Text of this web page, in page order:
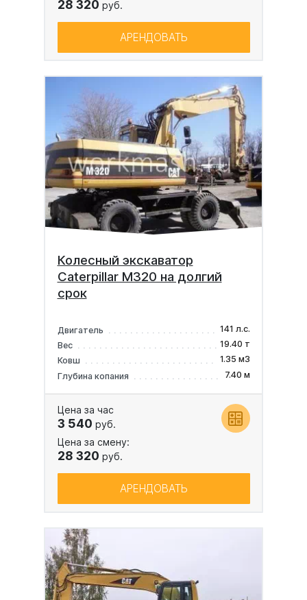
28 320 руб.
АРЕНДОВАТЬ
Колесный экскаватор
Caterpillar M320 на долгий
срок
Двигатель
141 л.с.
Вес
19.40 т
Ковш
1.35 м3
Глубина копания
7.40 м
Цена за час
3 540 руб.
Цена за смену:
28 320 руб.
АРЕНДОВАТЬ